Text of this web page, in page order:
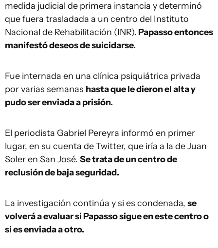
medida judicial de primera instancia y determinó
que fuera trasladada a un centro del Instituto
Nacional de Rehabilitación (INR). Papasso entonces
manifestó deseos de suicidarse.
Fue internada en una clínica psiquiátrica privada
por varias semanas hasta que le dieron el alta y
pudo ser enviada a prisión.
El periodista Gabriel Pereyra informó en primer
lugar, en su cuenta de Twitter, que iría a la de Juan
Soler en San José. Se trata de un centro de
reclusión de baja seguridad.
La investigación continúa y si es condenada, se
volverá a evaluar si Papasso sigue en este centro o
si es enviada a otro.